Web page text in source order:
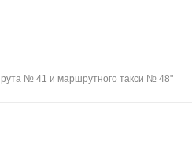
№ 41 и маршрутного такси № 48"